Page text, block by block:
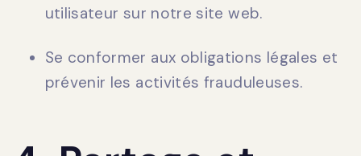
utilisateur sur notre site web.
Se conformer aux obligations légales et
prévenir les activités frauduleuses.